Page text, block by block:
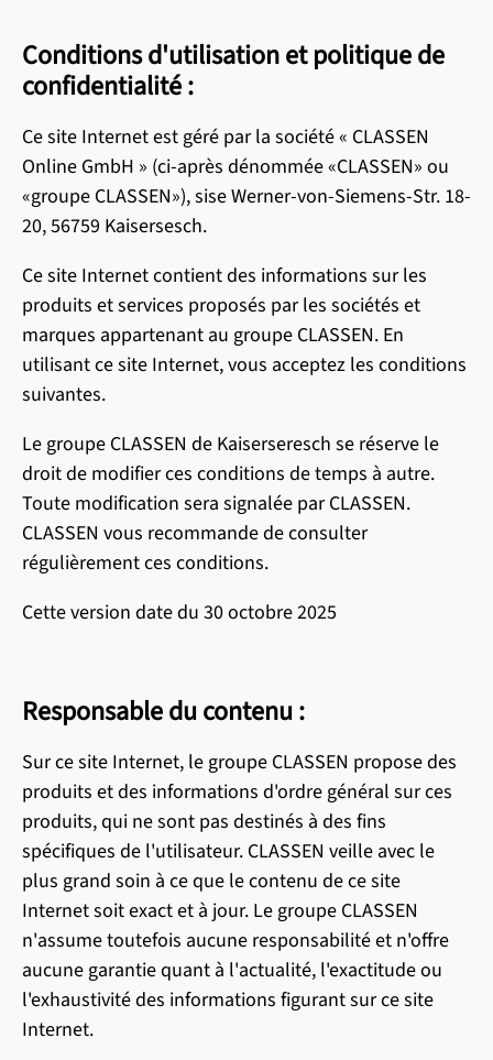
Conditions d'utilisation et politique de
confidentialité :
Ce site Internet est géré par la société « CLASSEN
Online GmbH » (ci-après dénommée «CLASSEN» ou
«groupe CLASSEN»), sise Werner-von-Siemens-Str. 18-
20, 56759 Kaisersesch.
Ce site Internet contient des informations sur les
produits et services proposés par les sociétés et
marques appartenant au groupe CLASSEN. En
utilisant ce site Internet, vous acceptez les conditions
suivantes.
Le groupe CLASSEN de Kaiserseresch se réserve le
droit de modifier ces conditions de temps à autre.
Toute modification sera signalée par CLASSEN.
CLASSEN vous recommande de consulter
régulièrement ces conditions.
Cette version date du 30 octobre 2025
Responsable du contenu :
Sur ce site Internet, le groupe CLASSEN propose des
produits et des informations d'ordre général sur ces
produits, qui ne sont pas destinés à des fins
spécifiques de l'utilisateur. CLASSEN veille avec le
plus grand soin à ce que le contenu de ce site
Internet soit exact et à jour. Le groupe CLASSEN
n'assume toutefois aucune responsabilité et n'offre
aucune garantie quant à l'actualité, l'exactitude ou
l'exhaustivité des informations figurant sur ce site
Internet.